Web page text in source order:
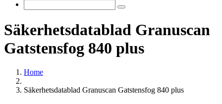
Säkerhetsdatablad Granuscan
Gatstensfog 840 plus
Home
Säkerhetsdatablad Granuscan Gatstensfog 840 plus